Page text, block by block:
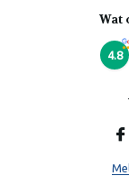
Wat
4.8